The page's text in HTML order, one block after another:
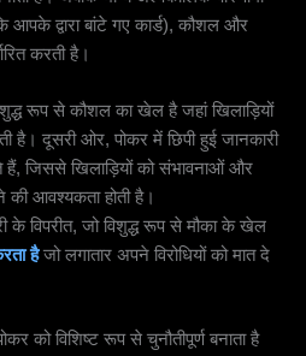
द्वारा बांटे गए कार्ड), कौशल और
करती है।
रूप से कौशल का खेल है जहां खिलाड़ियों
है। दूसरी ओर, पोकर में छिपी हुई जानकारी
हैं, जिससे खिलाड़ियों को संभावनाओं और
की आवश्यकता होती है।
के विपरीत, जो विशुद्ध रूप से मौका के खेल
हैजो लगातार अपने विरोधियों को मात दे
को विशिष्ट रूप से चुनौतीपूर्ण बनाता है